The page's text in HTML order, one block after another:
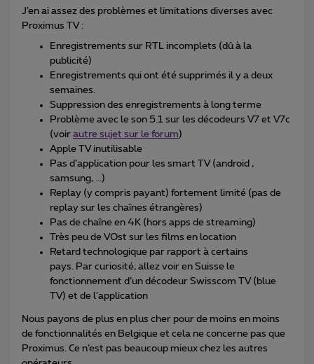
J’en ai assez des problèmes et limitations diverses avec
Proximus TV :
Enregistrements sur RTL incomplets (dû à la
publicité)
Enregistrements qui ont été supprimés il y a deux
semaines.
Suppression des enregistrements à long terme
Problème avec le son 5.1 sur les décodeurs V7 et V7c
(voir autre sujet sur le forum)
Apple TV inutilisable
Pas d’application pour les smart TV (android ,
samsung, ...)
Replay (y compris payant) fortement limité (pas de
replay sur les chaînes étrangères)
Pas de chaîne en 4K (hors apps de streaming)
Très peu de VOst sur les films en location
Retard technologique par rapport à certains
pays. Par curiosité, allez voir en Suisse le
fonctionnement d’un décodeur Swisscom TV (blue
TV) et de l'application
Nous payons de plus en plus cher pour de moins en moins
de fonctionnalités en Belgique et cela ne concerne pas que
Proximus. Ce n’est pas beaucoup mieux chez les autres